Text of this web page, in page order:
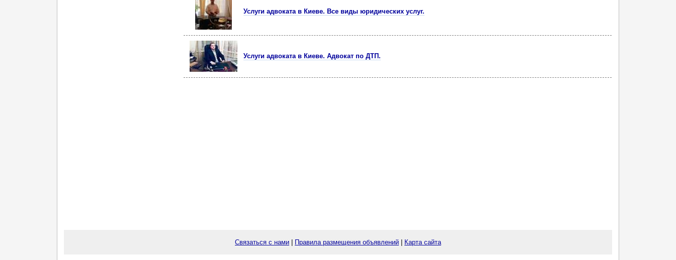
Услуги адвоката в Киеве. Все виды юридических услуг.
Услуги адвоката в Киеве. Адвокат по ДТП.
Связаться с нами Правила размещения объявлений Карта сайта